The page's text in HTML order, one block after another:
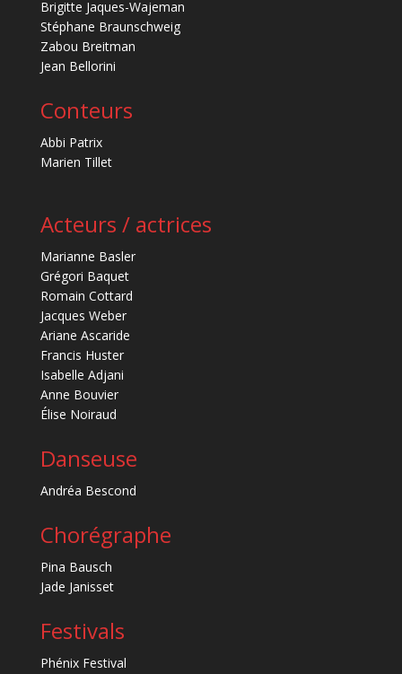
Brigitte Jaques-Wajeman
Stéphane Braunschweig
Zabou Breitman
Jean Bellorini
Conteurs
Abbi Patrix
Marien Tillet
Acteurs / actrices
Marianne Basler
Grégori Baquet
Romain Cottard
Jacques Weber
Ariane Ascaride
Francis Huster
Isabelle Adjani
Anne Bouvier
Élise Noiraud
Danseuse
Andréa Bescond
Chorégraphe
Pina Bausch
Jade Janisset
Festivals
Phénix Festival